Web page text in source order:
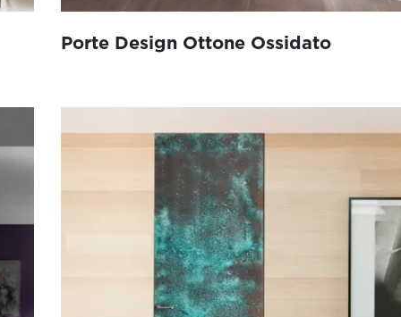
Porte Design Ottone Ossidato